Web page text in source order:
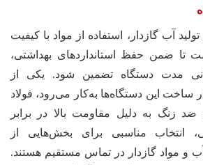
آب گازدار، استفاده از مواد با کیفیت
ضمن حفظ استانداردهای بهداشتی،
مدت دستگاه تضمین شود. یکی از
ساخت این دستگاه‌ها به‌کار می‌رود، فولاد
زنگ به دلیل مقاومت بالا در برابر
انتخاب مناسبی برای بخش‌هایی از
و مواد گازدار در تماس مستقیم هستند.